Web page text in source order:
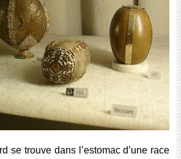
se trouve dans l’estomac d’une race